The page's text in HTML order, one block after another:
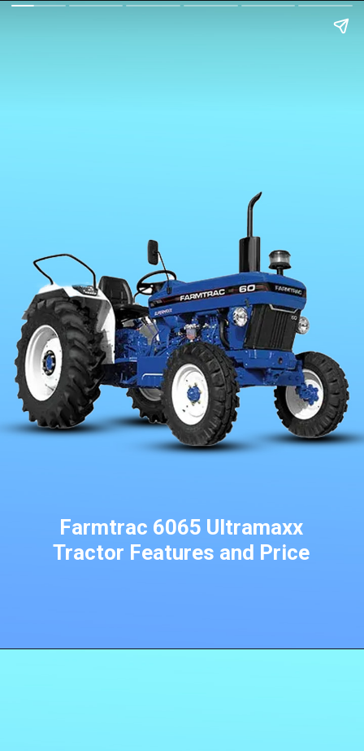
Farmtrac 6065 Ultramaxx
Tractor Features and Price